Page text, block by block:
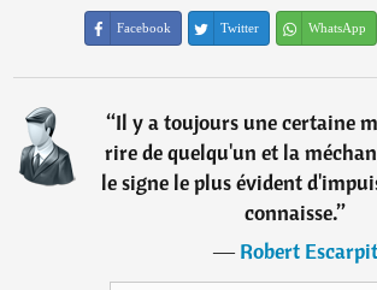
Facebook Twitter WhatsApp
“Il y a toujours une certaine
rire de quelqu'un et la
le signe le plus évident
connaisse.”
―Robert Escarpit